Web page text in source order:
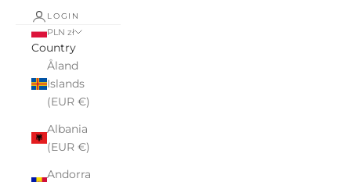
LOGIN
PLN zł
Country
Åland
Islands
(EUR €)
Albania
(EUR €)
Andorra